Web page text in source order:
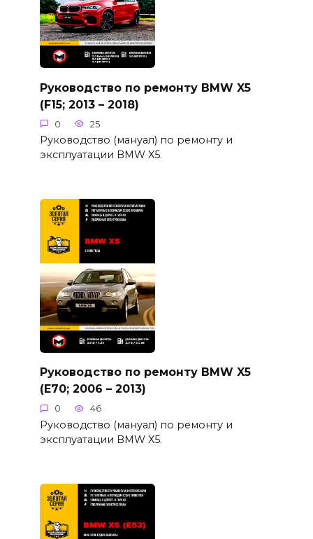
Руководство по ремонту BMW X5
(F15; 2013 – 2018)
0 25
Руководство (мануал) по ремонту и
эксплуатации BMW X5.
Руководство по ремонту BMW X5
(E70; 2006 – 2013)
0 46
Руководство (мануал) по ремонту и
эксплуатации BMW X5.